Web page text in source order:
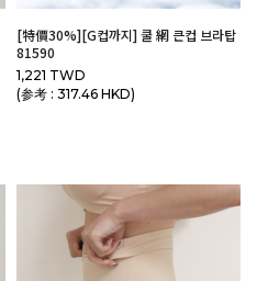
[特價30%][G컵까지] 쿨 網 큰컵 브라탑
81590
1,221 TWD
(参考 : 317.46 HKD)